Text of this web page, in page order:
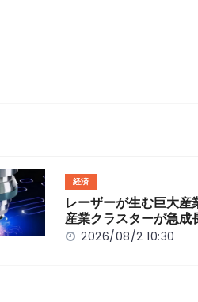
経済
レーザーが生む巨大
産業クラスターが急成
2026/08/2 10:30